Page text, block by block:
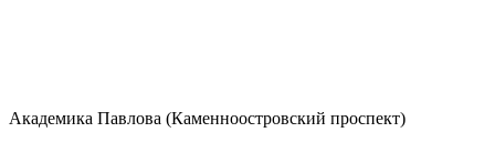
Академика Павлова (Каменноостровский проспект)